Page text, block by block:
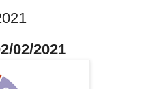
02/2021